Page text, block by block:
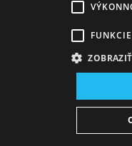
Mapa stránok
FUNKCIE